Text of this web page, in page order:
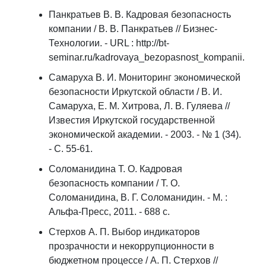
Панкратьев В. В. Кадровая безопасность
компании / В. В. Панкратьев // Бизнес-
Технологии. - URL : http://bt-
seminar.ru/kadrovaya_bezopasnost_kompanii.
Самаруха В. И. Мониторинг экономической
безопасности Иркутской области / В. И.
Самаруха, Е. М. Хитрова, Л. В. Гуляева //
Известия Иркутской государственной
экономической академии. - 2003. - № 1 (34).
- С. 55-61.
Соломанидина Т. О. Кадровая
безопасность компании / Т. О.
Соломанидина, В. Г. Соломанидин. - М. :
Альфа-Пресс, 2011. - 688 с.
Стерхов А. П. Выбор индикаторов
прозрачности и некоррупционности в
бюджетном процессе / А. П. Стерхов //